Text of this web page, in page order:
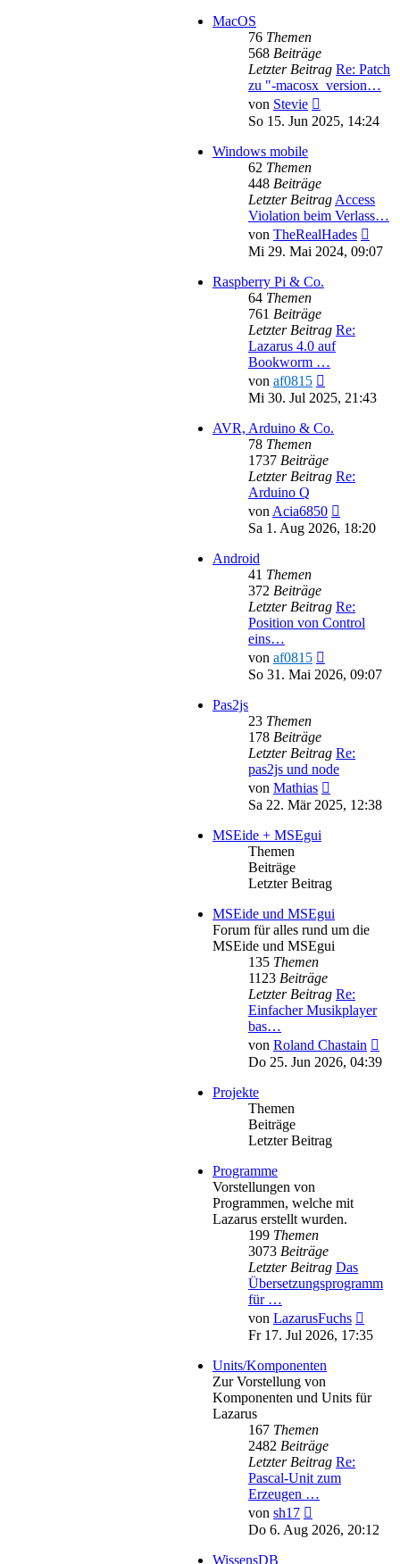
MacOS
76 Themen
568 Beiträge
Letzter Beitrag Re: Patch
zu "-macosx_version…
von Stevie
Beitrag
So 15. Jun 2025, 14:24
Windows mobile
62 Themen
448 Beiträge
Letzter BeitragAccess
Violation beim Verlass…
von TheRealHades
Mi 29. Mai 2024, 09:07
Raspberry Pi & Co.
64 Themen
761 Beiträge
Letzter Beitrag Re:
Lazarus 4.0 auf
Bookworm …
von af0815
Beitrag
Mi 30. Jul 2025, 21:43
AVR, Arduino & Co.
78 Themen
1737 Beiträge
Letzter Beitrag Re:
Arduino Q
vonAcia6850
Beitrag
Sa 1. Aug 2026, 18:20
Android
41 Themen
372 Beiträge
Letzter Beitrag Re:
Position von Control
eins…
von af0815
Beitrag
So 31. Mai 2026, 09:07
Pas2js
23 Themen
178 Beiträge
Letzter Beitrag Re:
pas2js und node
von Mathias
Beitrag
Sa 22. Mär 2025, 12:38
MSEide + MSEgui
Themen
Beiträge
Letzter Beitrag
MSEide und MSEgui
Forum für alles rund um die
MSEide und MSEgui
135 Themen
1123 Beiträge
Letzter Beitrag Re:
Einfacher Musikplayer
bas…
von Roland Chastain
Do 25. Jun 2026, 04:39
Projekte
Themen
Beiträge
Letzter Beitrag
Programme
Vorstellungen von
Programmen, welche mit
Lazarus erstellt wurden.
199 Themen
3073 Beiträge
Letzter Beitrag Das
Übersetzungsprogramm
für …
von LazarusFuchs
Fr 17. Jul 2026, 17:35
Units/Komponenten
Zur Vorstellung von
Komponenten und Units für
Lazarus
167 Themen
2482 Beiträge
Letzter Beitrag Re:
Pascal-Unit zum
Erzeugen …
von sh17
Beitrag
Do 6. Aug 2026, 20:12
WissensDB